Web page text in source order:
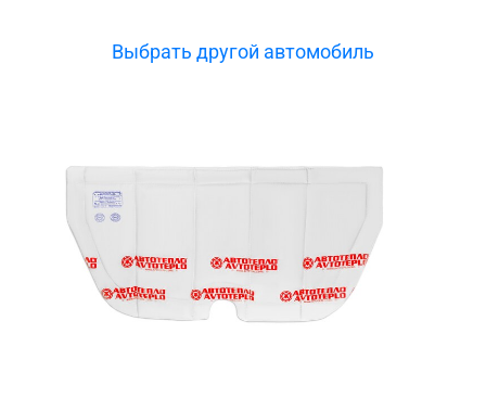
Выбрать другой автомобиль